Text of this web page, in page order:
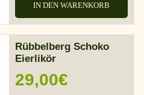
IN DEN WARENKORB
Rübbelberg Schoko
Eierlikör
29,00€